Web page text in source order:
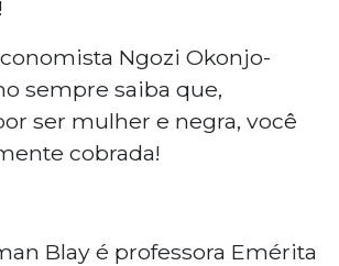
Ngozi Okonjo-
sempre saiba que,
ser mulher e negra, você
cobrada!
Blay é professora Emérita